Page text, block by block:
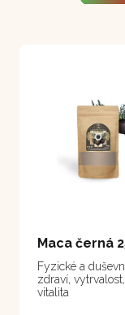
Maca černá
Fyzické a
zdraví, vytrvalost,
vitalita